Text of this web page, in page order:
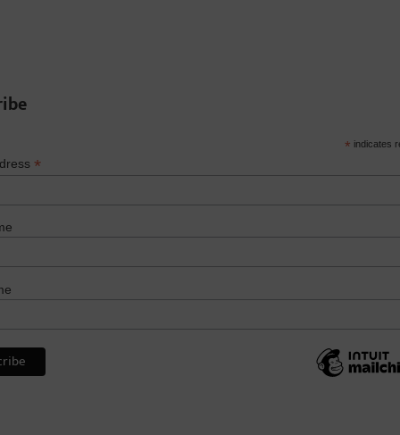
* indicates
*